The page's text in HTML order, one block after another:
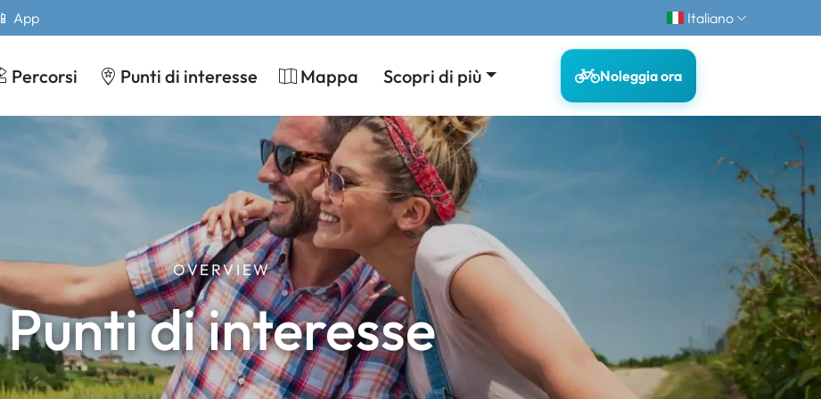
📱 App Italiano
Percorsi Punti di interesse Mappa Scopri di più Noleggia ora
OVERVIEW
Punti di interesse